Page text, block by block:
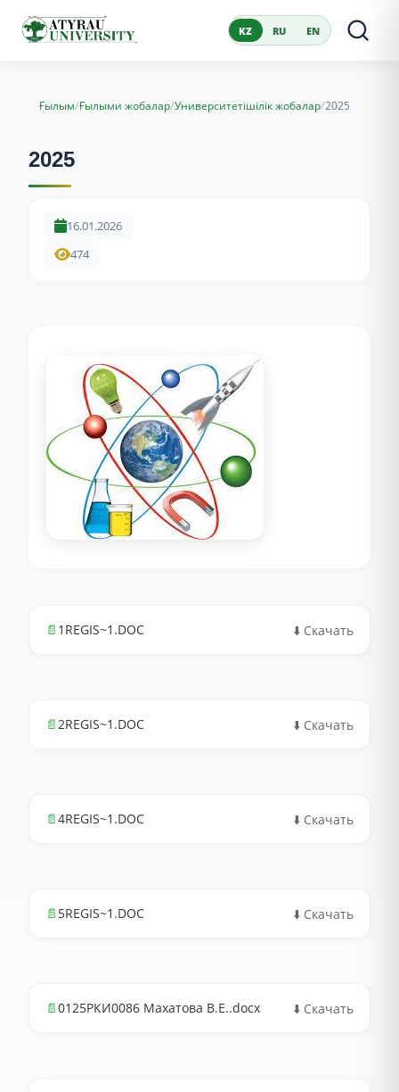
KZ RU EN
Ғылым/Ғылыми жобалар/Университетішілік жобалар/2025
2025
16.01.2026
474
📄 1REGIS~1.DOC ⬇️ Скачать
📄2REGIS~1.DOC ⬇️ Скачать
📄4REGIS~1.DOC ⬇️ Скачать
📄 5REGIS~1.DOC ⬇️ Скачать
📄0125РКИ0086 Махатова В.Е..docx ⬇️ Скачать